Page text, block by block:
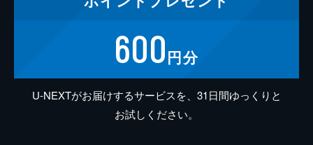
600円分
U-NEXTがお届けするサービスを、31日間ゆっくりと
お試しください。